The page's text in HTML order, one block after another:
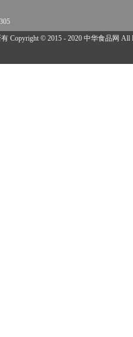
Copyright © 2015 - 2020 中华食品网 All